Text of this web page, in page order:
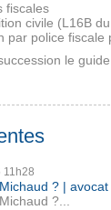
fiscales
civile (L16B
par police fiscale
le
11h28
? |
?...